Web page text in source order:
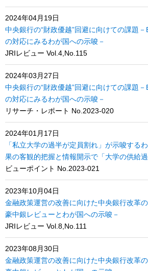
2024年04月19日
中央銀行の“財政優越”回避に向けての課題
の対応にみるわが国への示唆－
JRIレビュー Vol.4,No.115
2024年03月27日
中央銀行の“財政優越”回避に向けての課題
の対応にみるわが国への示唆－
リサーチ・レポート No.2023-020
2024年01月17日
「私立大学の過半が定員割れ」が示唆す
果の客観的把握と情報開示で「大学の供給
ビューポイント No.2023-021
2023年10月04日
金融政策運営の改善に向けた中央銀行改革
豪中銀レビューとわが国への示唆－
JRIレビュー Vol.8,No.111
2023年08月30日
金融政策運営の改善に向けた中央銀行改革